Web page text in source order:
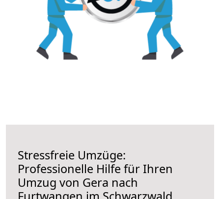
Stressfreie Umzüge:
Professionelle Hilfe für Ihren
Umzug von Gera nach